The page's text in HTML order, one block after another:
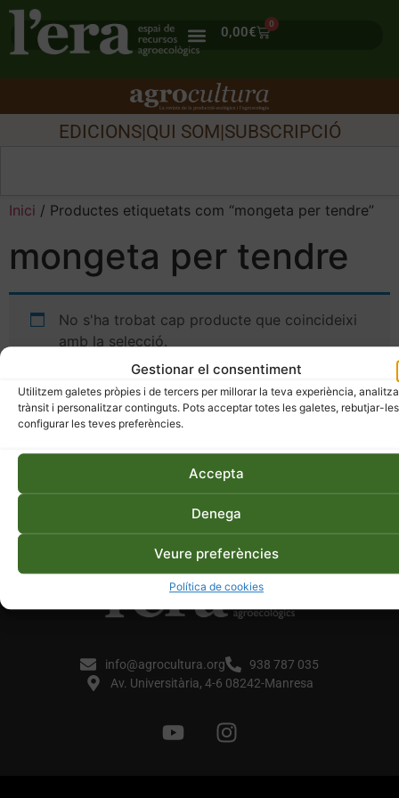
Gestionar el consentiment
Utilitzem galetes pròpies i de tercers per millorar la teva experiència,
trànsit i personalitzar continguts. Pots acceptar totes les galetes, rebutjar-
configurar les teves preferències.
Accepta
Denega
Veure preferències
Política de cookies
0,00€
0
EDICIONS|QUI SOM|SUBSCRIPCIÓ
Inici / Productes etiquetats com “mongeta per tendre”
mongeta per tendre
No s'ha trobat cap producte que coincideixi
amb la selecció.
info@agrocultura.org
938 787 035
Av. Universitària, 4-6 08242-Manresa